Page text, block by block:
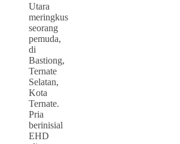
Utara
meringkus
seorang
pemuda,
di
Bastiong,
Ternate
Selatan,
Kota
Ternate.
Pria
berinisial
EHD